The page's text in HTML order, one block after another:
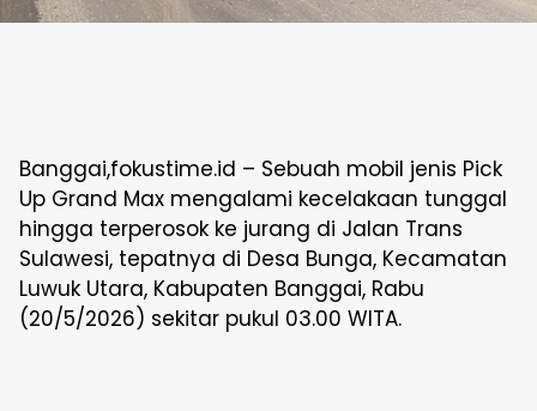
Banggai,fokustime.id – Sebuah mobil jenis Pick
Up Grand Max mengalami kecelakaan tunggal
hingga terperosok ke jurang di Jalan Trans
Sulawesi, tepatnya di Desa Bunga, Kecamatan
Luwuk Utara, Kabupaten Banggai, Rabu
(20/5/2026) sekitar pukul 03.00 WITA.